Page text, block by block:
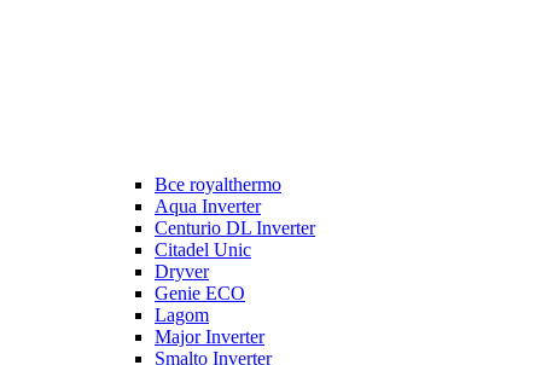
Все royalthermo
Aqua Inverter
Centurio DL Inverter
Citadel Unic
Dryver
Genie ECO
Lagom
Major Inverter
Smalto Inverter